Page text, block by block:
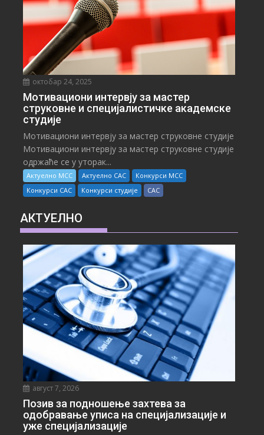
октобар 24, 2025
Мотивациони интервју за мастер
струковне и специјалистичке академске
студије
Мотивациони интервју за мастер струковне студије
Мотивациони интервју за мастер струковне студије
одржаће се у уторак...
Актуелно МСС Актуелно САС
Конкурси МСС
Конкурси САС
Конкурси студије САС
АКТУЕЛНО
август 7, 2026
Позив за подношење захтева за
одобравање уписа на специјализације и
уже специјализације